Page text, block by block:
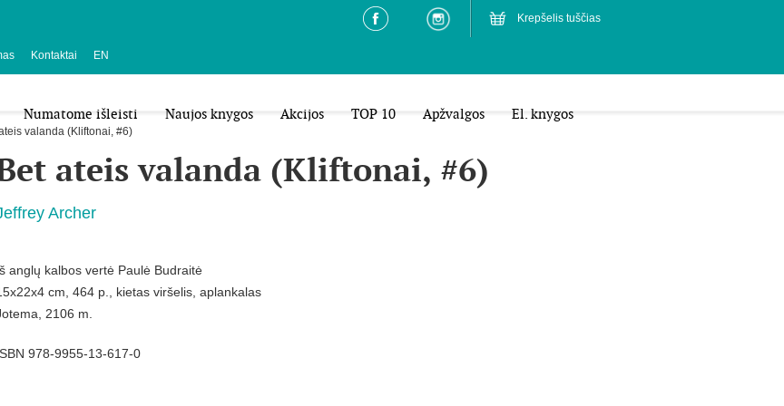
Krepšelis tuščias
Kontaktai EN
Numatome išleisti Naujos knygos Akcijos TOP 10 Apžvalgos El. knygos
valanda (Kliftonai, #6)
ateis valanda (Kliftonai, #6)
Archer
anglų kalbos vertė Paulė Budraitė
cm, 464 p., kietas viršelis, aplankalas
2106 m.
978-9955-13-617-0